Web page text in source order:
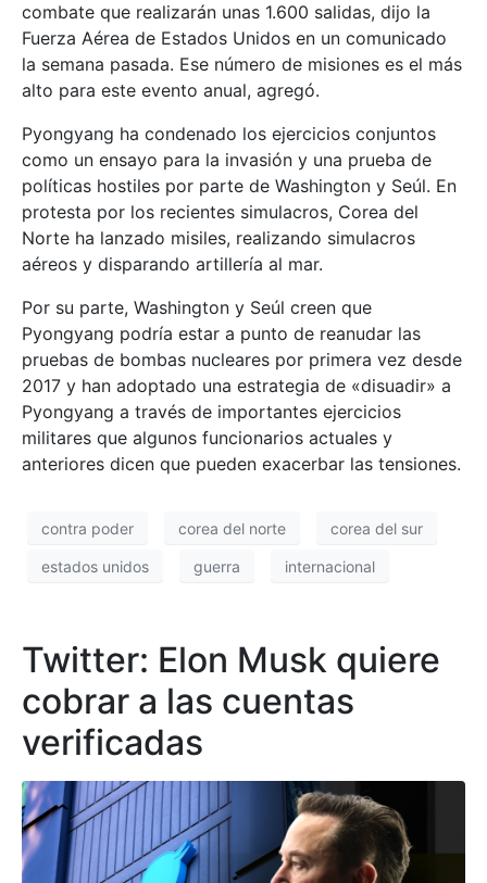
combate que realizarán unas 1.600 salidas, dijo la
Fuerza Aérea de Estados Unidos en un comunicado
la semana pasada. Ese número de misiones es el más
alto para este evento anual, agregó.
Pyongyang ha condenado los ejercicios conjuntos
como un ensayo para la invasión y una prueba de
políticas hostiles por parte de Washington y Seúl. En
protesta por los recientes simulacros, Corea del
Norte ha lanzado misiles, realizando simulacros
aéreos y disparando artillería al mar.
Por su parte, Washington y Seúl creen que
Pyongyang podría estar a punto de reanudar las
pruebas de bombas nucleares por primera vez desde
2017 y han adoptado una estrategia de «disuadir» a
Pyongyang a través de importantes ejercicios
militares que algunos funcionarios actuales y
anteriores dicen que pueden exacerbar las tensiones.
contra poder corea del norte corea del sur
estados unidos guerra internacional
Twitter: Elon Musk quiere
cobrar a las cuentas
verificadas